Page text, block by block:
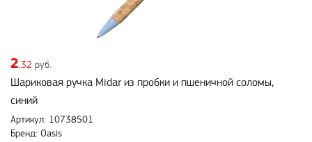
2 ,32 руб.
Шариковая ручка Midar из пробки и пшеничной соломы,
cиний
Артикул: 10738501
Бренд: Oasis